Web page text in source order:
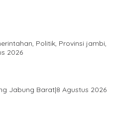
Politik, Provinsi jambi,
2026
Jabung Barat|8 Agustus 2026